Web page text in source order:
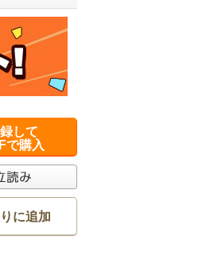
して
で購入
に追加